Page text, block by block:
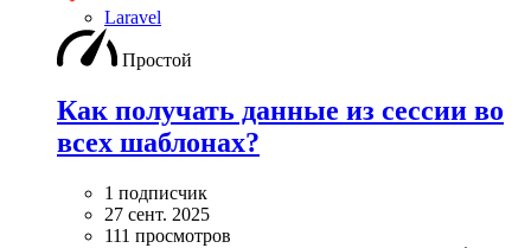
Laravel
Простой
Как получать данные из сессии во
всех шаблонах?
1 подписчик
27 сент. 2025
111 просмотров